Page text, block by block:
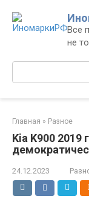
контенту
Все
не
Поиск:
Главная » Разное
Kia K900 2019
24.12.2023